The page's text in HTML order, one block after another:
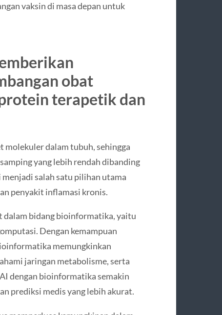
vaksin di masa depan untuk
obat
terapetik dan
molekuler dalam tubuh, sehingga
yang lebih rendah dibanding
salah satu pilihan utama
penyakit inflamasi kronis.
dalam bidang bioinformatika, yaitu
Dengan kemampuan
memungkinkan
jaringan metabolisme, serta
dengan bioinformatika semakin
prediksi medis yang lebih akurat.